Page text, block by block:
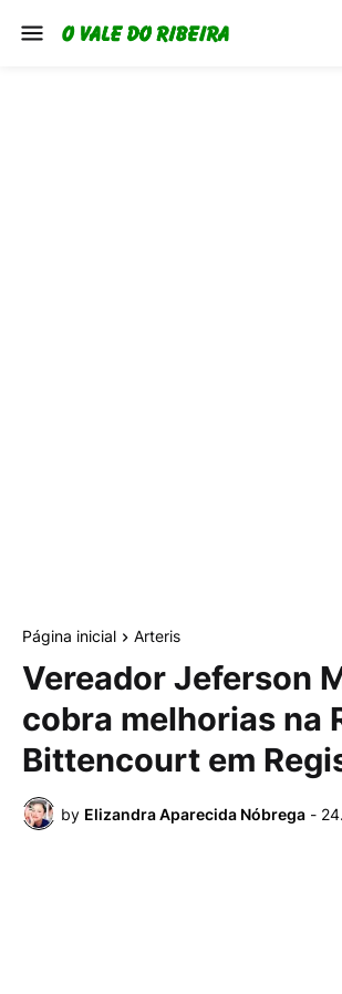
Página inicial Arteris
Vereador Jeferson
cobra melhorias na
Bittencourt em
by Elizandra Aparecida Nóbrega -